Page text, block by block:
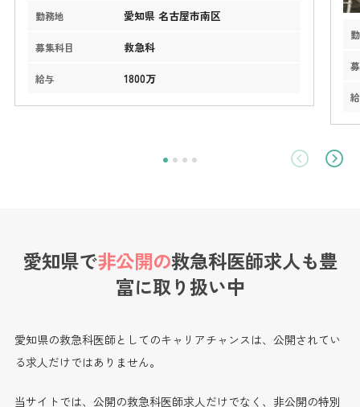
勤務地 愛知県 名古屋市南区
募集科目 救急科
給与 1800万
愛知県で非公開の救急科医師求人も豊
富に取り扱い中
愛知県の救急科医師としてのキャリアチャンスは、公開されてい
る求人だけではありません。
当サイトでは、公開の救急科医師求人だけでなく、非公開の特別